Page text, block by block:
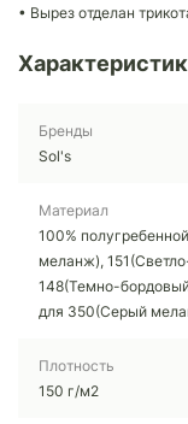
• Вырез отделан
Бренды
Sol's
Материал
100%
меланж),
148(Темно-
для 350(Серый
Плотность
150 г/м2